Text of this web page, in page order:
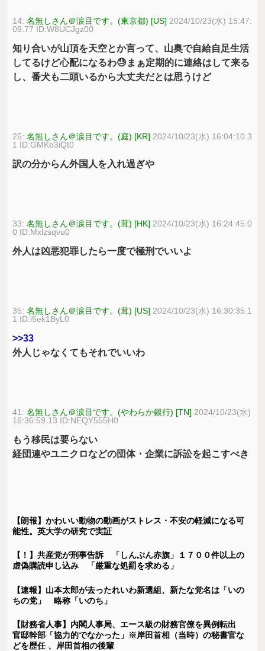
14:名無しさん＠涙目です。(東京都) [US] 2024/10/23(水) 15:47:
09.77 ID:W8UCJgz00
知り合いが山頂を天空とか言って、山奥で自給自足生活
してるけど心配になるわ😓まぁ定期的に連絡はして来る
し、番犬も二頭いるから大丈夫だとは思うけど
25:名無しさん＠涙目です。(庭) [KR] 2024/10/23(水) 16:04:10.3
1 ID:GMKb3iQt0
訳の分からん外国人を入れ過ぎや
33:名無しさん＠涙目です。(茸) [HK] 2024/10/23(水) 16:24:45.0
0 ID:Mxlzsqvu0
外人は凶悪犯罪したら一度で極刑でいいよ
35:名無しさん＠涙目です。(茸) [US] 2024/10/23(水) 16:30:35.1
1 ID:i5ek1ByL0
>>33
外人じゃなくてもそれでいいわ
41:名無しさん＠涙目です。(やわらか銀行) [TN] 2024/10/23(水)
16:36:59.13 ID:NEQY555H0
もう移民は要らない
経団連やユニクロなどの団体・企業に訴訟を起こすべき
【朗報】かわいい動物の動画がストレス・不安の軽減になる可
能性。英大学の研究で実証
【！】共産党が刑事告訴 「しんぶん赤旗」１７００件以上の
虚偽購読申し込み 「厳重な処罰を求める」
【速報】山本太郎が去ったれいわ新選組、新たな党名は「いの
ちの党」 略称「いのち」
【財務省人事】内閣人事局、エース級の財務官僚を異例転出
官邸幹部「協力的でなかった」※岸田首相（当時）の秘書官な
どを歴任 、岸田首相の後輩